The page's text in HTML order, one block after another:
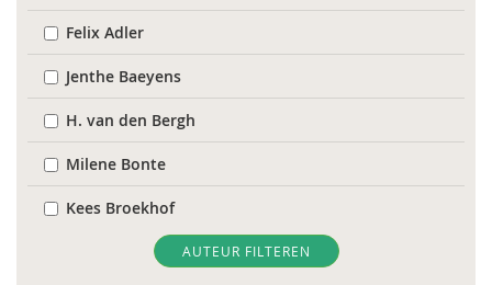
Felix Adler
Jenthe Baeyens
H. van den Bergh
Milene Bonte
Kees Broekhof
L.H. BronkhorstAUTEUR FILTEREN